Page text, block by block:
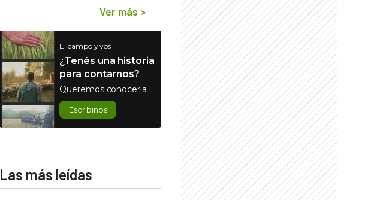
Ver más >
El campo y vos
¿Tenés una historia
para contarnos?
Queremos conocerla
Escribinos
Las más leídas